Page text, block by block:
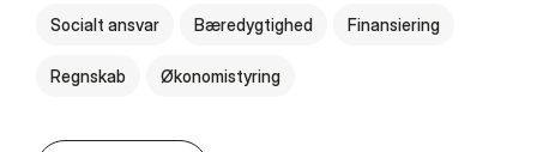
Socialt ansvar Bæredygtighed Finansiering
Regnskab Økonomistyring